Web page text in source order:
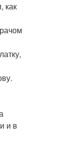
как
и в